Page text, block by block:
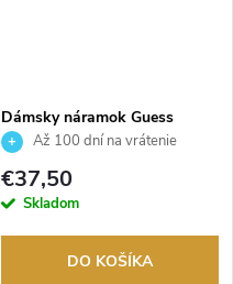
Dámsky náramok Guess
JUBB04607JWRHS
Až 100 dní na vrátenie
tovaru. Autorizovaný predajca.
€37,50
Skladom
DO KOŠÍKA